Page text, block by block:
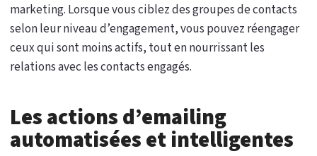
marketing. Lorsque vous ciblez des groupes de contacts
selon leur niveau d’engagement, vous pouvez réengager
ceux qui sont moins actifs, tout en nourrissant les
relations avec les contacts engagés.
Les actions d’emailing
automatisées et intelligentes